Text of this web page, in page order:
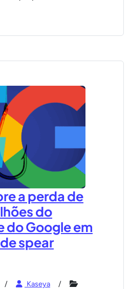
a perda de
do
do Google em
spear
Kaseya